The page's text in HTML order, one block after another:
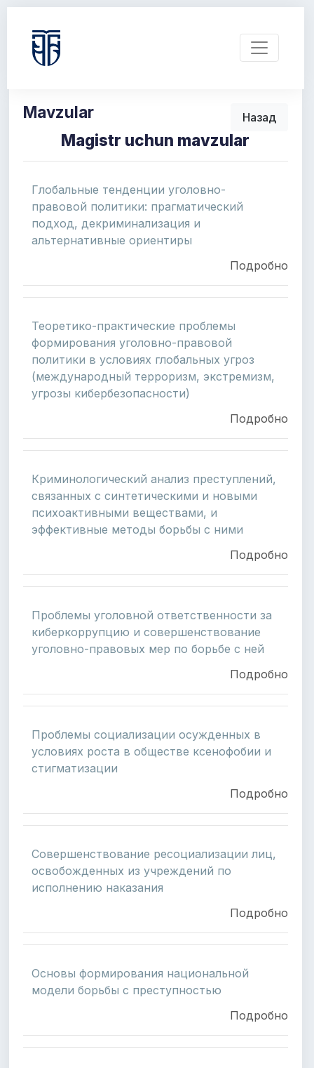
Mavzular Назад
Magistr uchun mavzular
Глобальные тенденции уголовно-
правовой политики: прагматический
подход, декриминализация и
альтернативные ориентиры
Подробно
Теоретико-практические проблемы
формирования уголовно-правовой
политики в условиях глобальных угроз
(международный терроризм, экстремизм,
угрозы кибербезопасности)
Подробно
Криминологический анализ преступлений,
связанных с синтетическими и новыми
психоактивными веществами, и
эффективные методы борьбы с ними
Подробно
Проблемы уголовной ответственности за
киберкоррупцию и совершенствование
уголовно-правовых мер по борьбе с ней
Подробно
Проблемы социализации осужденных в
условиях роста в обществе ксенофобии и
стигматизации
Подробно
Совершенствование ресоциализации лиц,
освобожденных из учреждений по
исполнению наказания
Подробно
Основы формирования национальной
модели борьбы с преступностью
Подробно